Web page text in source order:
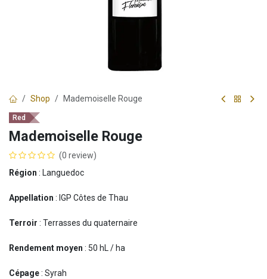
Shop Mademoiselle Rouge
Red
Mademoiselle Rouge
(0 review)
Région : Languedoc
Appellation : IGP Côtes de Thau
Terroir : Terrasses du quaternaire
Rendement moyen : 50 hL / ha
Cépage: Syrah